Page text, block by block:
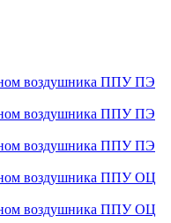
воздушника ППУ ПЭ
воздушника ППУ ПЭ
воздушника ППУ ПЭ
воздушника ППУ ОЦ
воздушника ППУ ОЦ